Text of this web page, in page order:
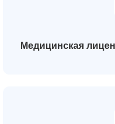
Медицинская